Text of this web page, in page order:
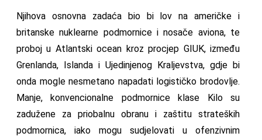
Njihova osnovna zadaća bio bi lov na američke i
britanske nuklearne podmornice i nosače aviona, te
proboj u Atlantski ocean kroz procjep GIUK, između
Grenlanda, Islanda i Ujedinjenog Kraljevstva, gdje bi
onda mogle nesmetano napadati logističko brodovlje.
Manje, konvencionalne podmornice klase Kilo su
zadužene za priobalnu obranu i zaštitu strateških
podmornica, iako mogu sudjelovati u ofenzivnim